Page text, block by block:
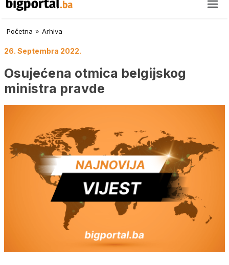
Početna » Arhiva
26. Septembra 2022.
Osujećena otmica belgijskog
ministra pravde